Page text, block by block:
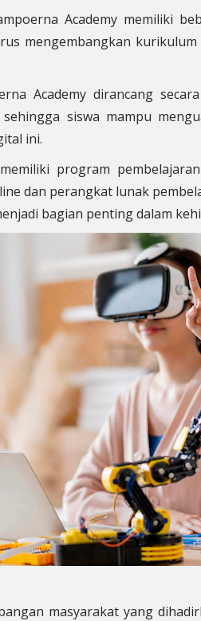
Academy memiliki
mengembangkan
Academy dirancang
siswa mampu
ini.
program
dan perangkat lunak
bagian penting dalam
masyarakat yang